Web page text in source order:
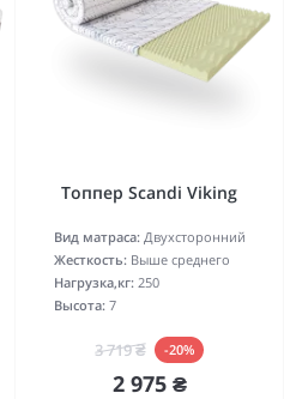
Топпер Scandi Viking
Вид матраса: Двухсторонний
Жесткость: Выше среднего
Нагрузка,кг: 250
Высота: 7
3 719 ₴ -20%
2 975 ₴